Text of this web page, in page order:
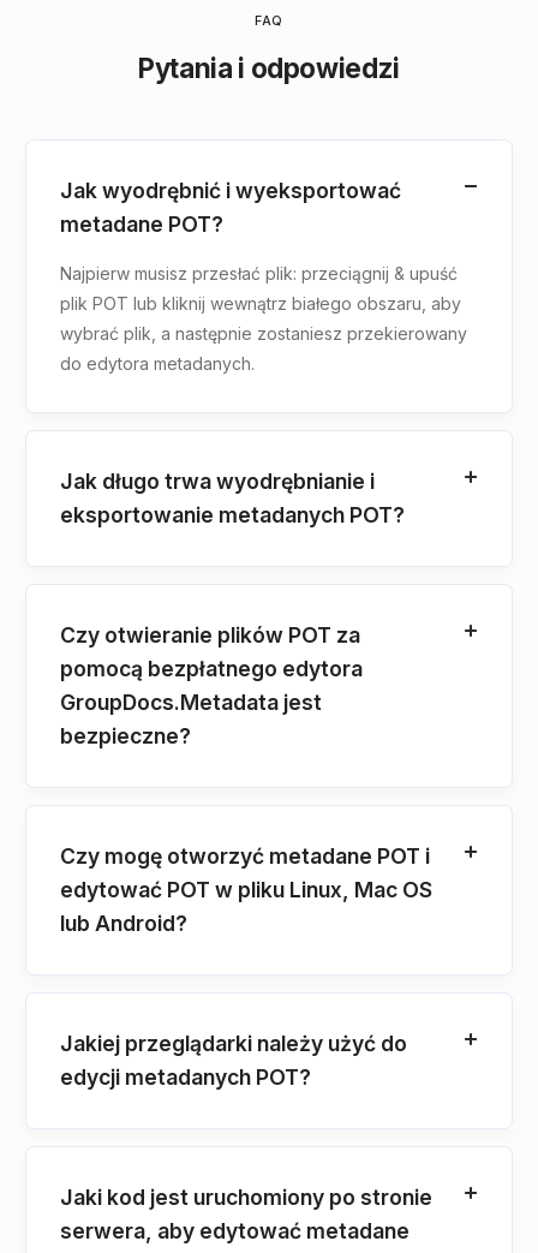
FAQ
Pytania i odpowiedzi
Jak wyodrębnić i wyeksportować
metadane POT?
Najpierw musisz przesłać plik: przeciągnij & upuść
plik POT lub kliknij wewnątrz białego obszaru, aby
wybrać plik, a następnie zostaniesz przekierowany
do edytora metadanych.
Jak długo trwa wyodrębnianie i
eksportowanie metadanych POT?
Czy otwieranie plików POT za
pomocą bezpłatnego edytora
GroupDocs.Metadata jest
bezpieczne?
Czy mogę otworzyć metadane POT i
edytować POT w pliku Linux, Mac OS
lub Android?
Jakiej przeglądarki należy użyć do
edycji metadanych POT?
Jaki kod jest uruchomiony po stronie
serwera, aby edytować metadane